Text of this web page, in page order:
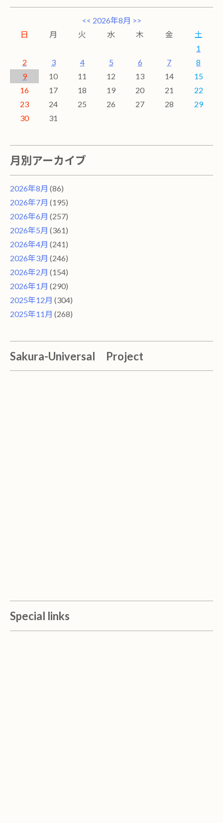
<< 2026年8月 >>
日
月 火 水 木 金
土
1
2
3 4 5 6 7
8
9
10 11 12 13 14
15
16
17 18 19 20 21
22
23
24 25 26 27 28
29
30
31
月別アーカイブ
2026年8月 (86)
2026年7月 (195)
2026年6月 (257)
2026年5月 (361)
2026年4月 (241)
2026年3月 (246)
2026年2月 (154)
2026年1月 (290)
2025年12月 (304)
2025年11月 (268)
Sakura-Universal Project
Special links